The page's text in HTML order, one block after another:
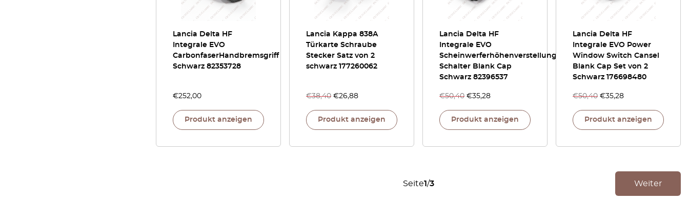
Lancia Delta HF
Integrale EVO
CarbonfaserHandbremsgriff
Schwarz 82353728
€252,00
Produkt anzeigen
Lancia Kappa 838A
Türkarte Schraube
Stecker Satz von 2
schwarz 177260062
€38,40 €26,88
Produkt anzeigen
Lancia Delta HF
Integrale EVO
Scheinwerferhöhenverstellung
Schalter Blank Cap
Schwarz 82396537
€50,40 €35,28
Produkt anzeigen
Lancia Delta HF
Integrale EVO Power
Window Switch Cansel
Blank Cap Set von 2
Schwarz 176698480
€50,40 €35,28
Produkt anzeigen
Seite1/3 Weiter